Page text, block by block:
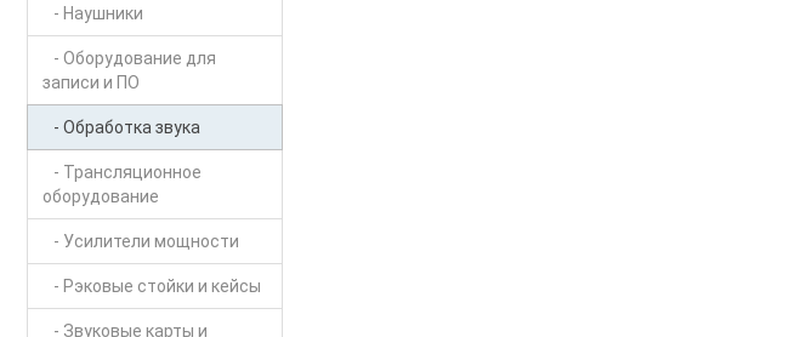
- Наушники
- Оборудование для
записи и ПО
- Обработка звука
- Трансляционное
оборудование
- Усилители мощности
- Рэковые стойки и кейсы
- Звуковые карты и